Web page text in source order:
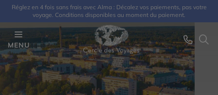
Réglez en 4 fois sans frais avec Alma : Décalez vos paiements, pas votre
voyage. Conditions disponibles au moment du paiement.
MENU